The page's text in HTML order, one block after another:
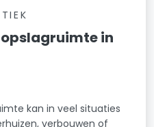
opslagruimte in
kan in veel situaties
verbouwen of